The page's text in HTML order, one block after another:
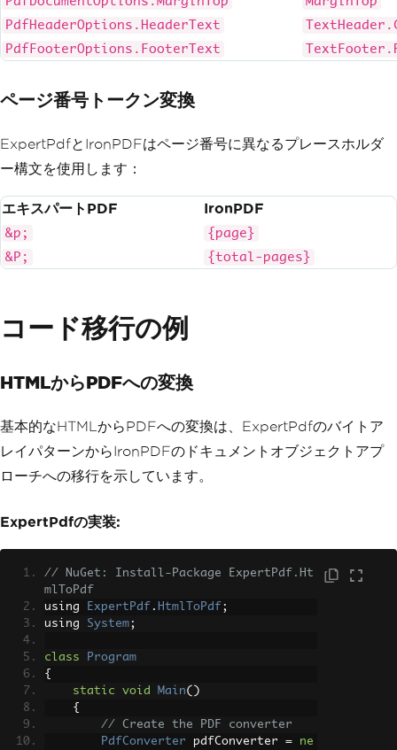
PdfHeaderOptions.HeaderText
PdfFooterOptions.FooterText
ページ番号トークン変換
ExpertPdfとIronPDFはページ番号に異なるプレースホルダ
ー構文を使用します：
エキスパートPDF IronPDF
&p;
{page}
&P;
{total-pages}
コード移行の例
HTMLからPDFへの変換
基本的なHTMLからPDFへの変換は、ExpertPdfのバイトア
レイパターンからIronPDFのドキュメントオブジェクトアプ
ローチへの移行を示しています。
ExpertPdfの実装:
// NuGet: Install-Package ExpertPdf.Ht
mlToPdf
using
ExpertPdf . HtmlToPdf ;
using System;
class
Program
{
static
void Main()
{
// Create the PDF converter
PdfConverter pdfConverter =
ne